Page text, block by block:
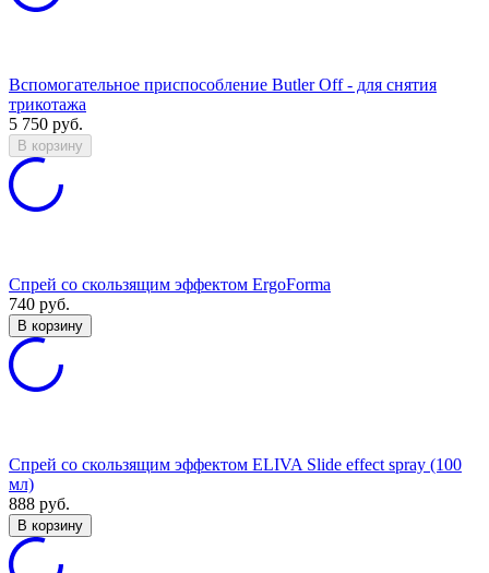
Вспомогательное приспособление Butler Off - для снятия
трикотажа
5 750 руб.
В корзину
Спрей со скользящим эффектом ErgoForma
740 руб.
В корзину
Спрей со скользящим эффектом ELIVA Slide effect spray (100
мл)
888 руб.
В корзину